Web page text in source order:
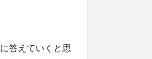
答えていくと思